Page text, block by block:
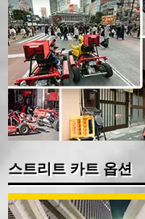
스트리트 카트 옵션